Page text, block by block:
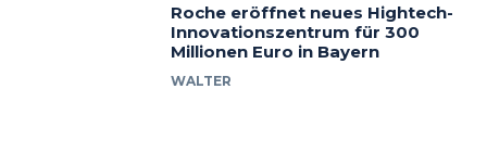
Roche eröffnet neues Hightech-
Innovationszentrum für 300
Millionen Euro in Bayern
WALTER